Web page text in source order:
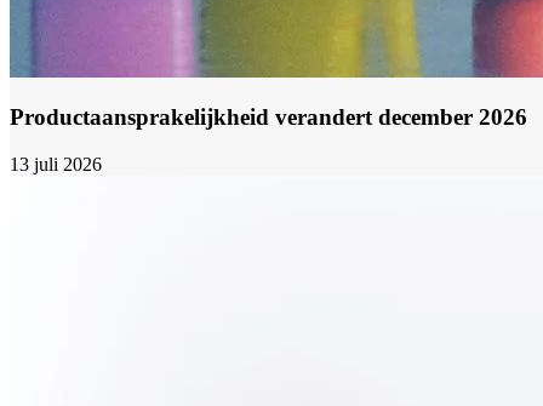
Productaansprakelijkheid verandert december 2026
13 juli 2026